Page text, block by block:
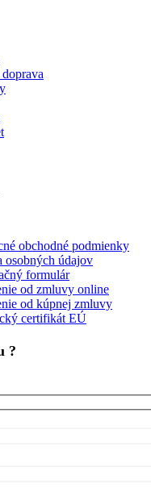
obchodné podmienky
osobných údajov
formulár
od zmluvy online
od kúpnej zmluvy
certifikát EÚ
?